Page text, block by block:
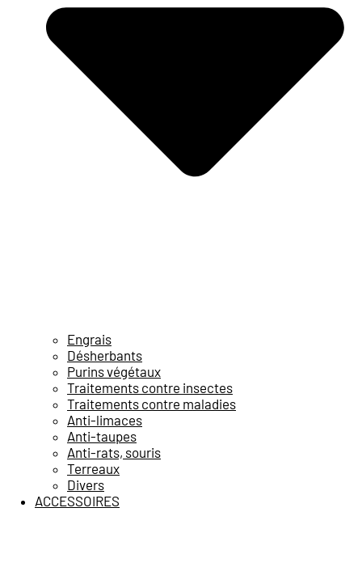
Engrais
Désherbants
Purins végétaux
Traitements contre insectes
Traitements contre maladies
Anti-limaces
Anti-taupes
Anti-rats, souris
Terreaux
Divers
ACCESSOIRES